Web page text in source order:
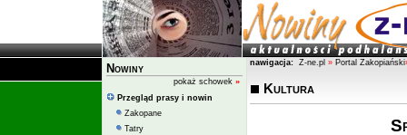
Nowiny
pokaż schowek »
Przegląd prasy i nowin
Zakopane
Tatry
nawigacja: Z-ne.pl » Portal Zakopiański
Kultura